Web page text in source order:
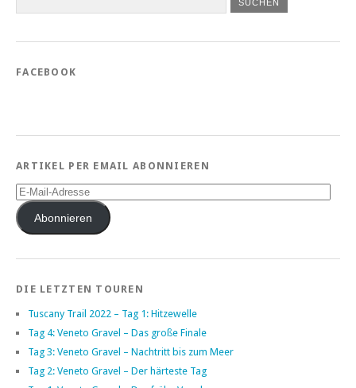
FACEBOOK
ARTIKEL PER EMAIL ABONNIEREN
E-
Mail-
AdresseAbonnieren
DIE LETZTEN TOUREN
Tuscany Trail 2022 – Tag 1: Hitzewelle
Tag 4: Veneto Gravel – Das große Finale
Tag 3: Veneto Gravel – Nachtritt bis zum Meer
Tag 2: Veneto Gravel – Der härteste Tag